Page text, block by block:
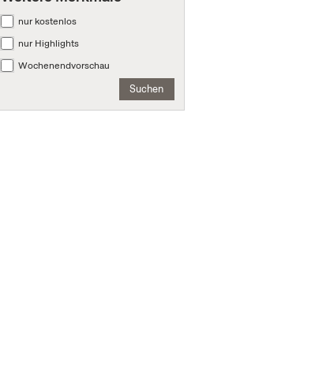
nur kostenlos
nur Highlights
Wochenendvorschau
Suchen